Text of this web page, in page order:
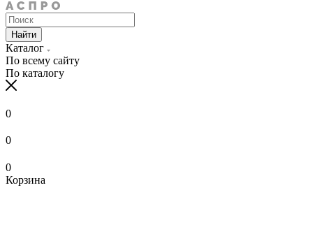
Найти
Каталог
По всему сайту
По каталогу
0
0
0
Корзина